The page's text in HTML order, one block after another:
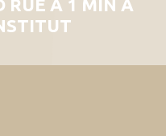
RUE À 1 MIN À